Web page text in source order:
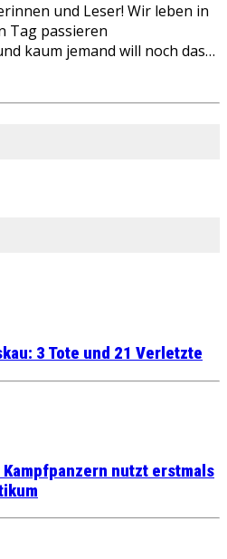
und Leser! Wir leben in
Tag passieren
kaum jemand will noch das…
3 Tote und 21 Verletzte
nutzt erstmals